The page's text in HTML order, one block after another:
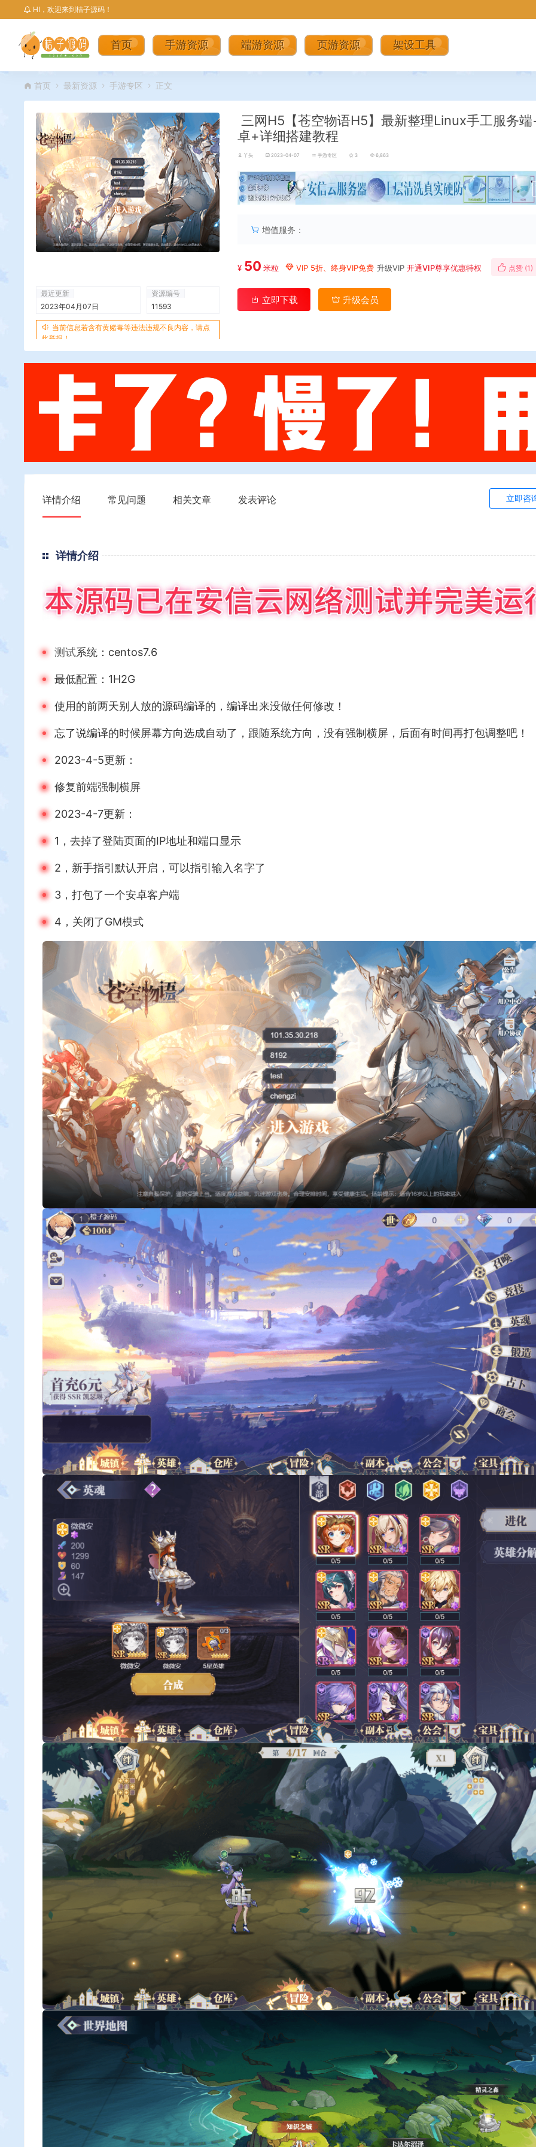
HI，欢迎来到桔子源码！
首页 手游资源 端游资源 页游资源 架设工具
首页 最新资源 手游专区 正文
最近更新
2023年04月07日
资源编号
11593
当前信息若含有黄赌毒等违法违规不良内容，请点
此举报！
三网H5【苍空物语H5】最新整理Linux手工服务
卓+详细搭建教程
丫头 2023-04-07 手游专区 3 6,863
丨
增值服务：
¥ 50 米粒 VIP 5折、终身VIP免费 升级VIP 开通VIP尊享优惠特权 点赞 (1)
立即下载 升级会员
详情介绍 常见问题 相关文章 发表评论 立即咨
详情介绍
测试系统：centos7.6
最低配置：1H2G
使用的前两天别人放的源码编译的，编译出来没做任何修改！
忘了说编译的时候屏幕方向选成自动了，跟随系统方向，没有强制横屏，后面有时间再打包调整吧！
2023-4-5更新：
修复前端强制横屏
2023-4-7更新：
1，去掉了登陆页面的IP地址和端口显示
2，新手指引默认开启，可以指引输入名字了
3，打包了一个安卓客户端
4，关闭了GM模式